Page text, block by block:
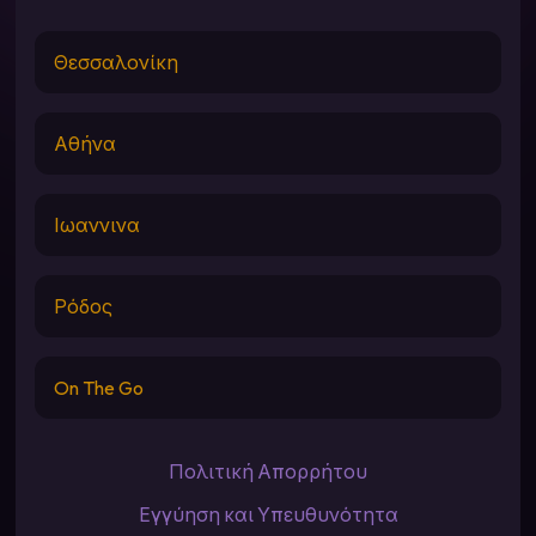
Θεσσαλονίκη
Αθήνα
Ιωαννινα
Ρόδος
On The Go
Πολιτική Απορρήτου
Εγγύηση και Υπευθυνότητα